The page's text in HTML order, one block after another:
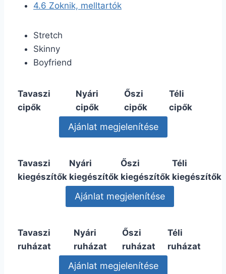
4.6 Zoknik, melltartók
Stretch
Skinny
Boyfriend
Tavaszi
cipők
Nyári
cipők
Őszi
cipők
Téli
cipők
Tavaszi
kiegészítők
Nyári
kiegészítők
Őszi
kiegészítők
Téli
kiegészítők
Tavaszi
ruházat
Nyári
ruházat
Őszi
ruházat
Téli
ruházat